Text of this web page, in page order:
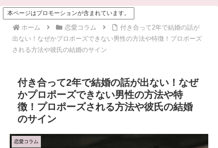
本ページはプロモーションが含まれています。
ホーム 恋愛コラム
付き合って2年で結婚の話が
出ない！なぜかプロポーズできない男性の方法や特徴！プロポーズ
される方法や彼氏の結婚のサイン
付き合って2年で結婚の話が出ない！なぜ
かプロポーズできない男性の方法や特
徴！プロポーズされる方法や彼氏の結婚
のサイン
恋愛コラム